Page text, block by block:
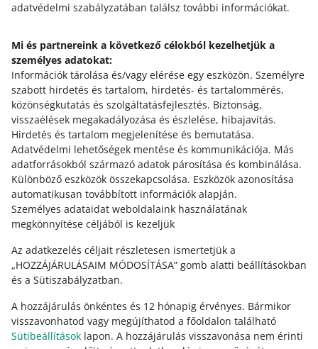
adatvédelmi szabályzatában találsz további információkat.
Mi és partnereink a következő célokból kezelhetjük a
személyes adatokat:
Információk tárolása és/vagy elérése egy eszközön. Személyre
szabott hirdetés és tartalom, hirdetés- és tartalommérés,
közönségkutatás és szolgáltatásfejlesztés. Biztonság,
visszaélések megakadályozása és észlelése, hibajavítás.
Hirdetés és tartalom megjelenítése és bemutatása.
Adatvédelmi lehetőségek mentése és kommunikációja. Más
adatforrásokból származó adatok párosítása és kombinálása.
Különböző eszközök összekapcsolása. Eszközök azonosítása
automatikusan továbbított információk alapján.
Személyes adataidat weboldalaink használatának
megkönnyítése céljából is kezeljük
Az adatkezelés céljait részletesen ismertetjük a
„HOZZÁJÁRULÁSAIM MÓDOSÍTÁSA” gomb alatti beállításokban
és a Sütiszabályzatban.
A hozzájárulás önkéntes és 12 hónapig érvényes. Bármikor
visszavonhatod vagy megújíthatod a főoldalon található
Sütibeállítások lapon. A hozzájárulás visszavonása nem érinti
polski
čeština
English
slovenčina
Bővebben erről: allegro.cz
polski
čeština
English
slovenčina
Bővebben erről: allegro.sk
polski
čeština
English
slovenčina